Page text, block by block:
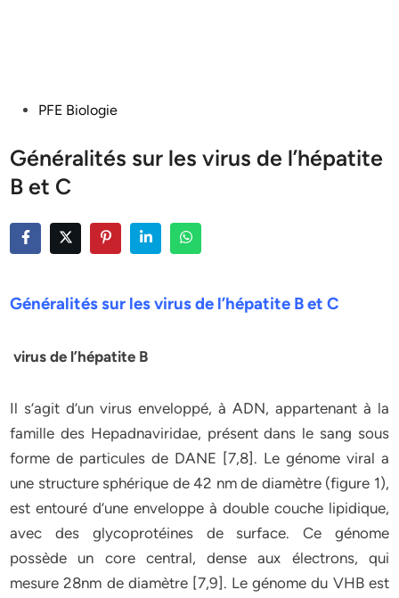
PostedPFE Biologie
Généralités sur les virus de l’hépatite
B et C
Généralités sur les virus de l’hépatite B et C
virus de l’hépatite B
Il s’agit d’un virus enveloppé, à ADN, appartenant à la
famille des Hepadnaviridae, présent dans le sang sous
forme de particules de DANE [7,8]. Le génome viral a
une structure sphérique de 42 nm de diamètre (figure 1),
est entouré d’une enveloppe à double couche lipidique,
avec des glycoprotéines de surface. Ce génome
possède un core central, dense aux électrons, qui
mesure 28nm de diamètre [7,9]. Le génome du VHB est